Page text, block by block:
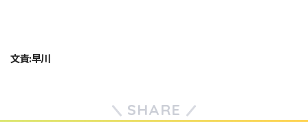
文責:早川
SHARE